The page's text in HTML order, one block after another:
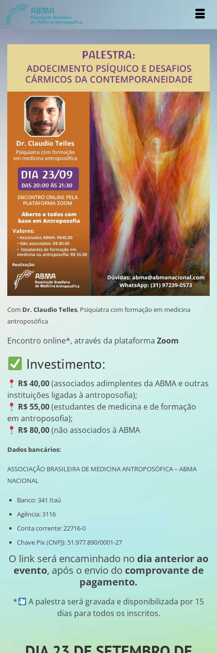
Com Dr. Claudio Telles, Psiquiatra com formação em medicina
antroposófica
Encontro online*, através da plataforma Zoom
Investimento:
R$ 40,00(associados adimplentes da ABMA e outras
instituições ligadas à antroposofia);
R$ 55,00(estudantes de medicina e de formação
em antroposofia);
R$ 80,00(não associados à ABMA
Dados bancários:
ASSOCIAÇÃO BRASILEIRA DE MEDICINA ANTROPOSÓFICA – ABMA
NACIONAL
Banco: 341 Itaú
Agência: 3116
Conta corrente: 22716-0
Chave Pix (CNPJ): 51.977.890/0001-27
O link será encaminhado no dia anterior ao
evento, após o envio do comprovante de
pagamento.
*
A palestra será gravada e disponibilizada por 15
dias para todos os inscritos.